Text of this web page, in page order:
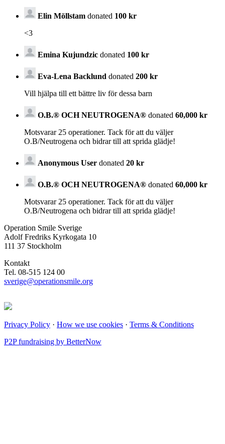
Elin Möllstam donated 100 kr
<3
Emina Kujundzic donated 100 kr
Eva-Lena Backlund donated 200 kr
Vill hjälpa till ett bättre liv för dessa barn
O.B.® OCH NEUTROGENA® donated 60,000 kr
Motsvarar 25 operationer. Tack för att du väljer
O.B/Neutrogena och bidrar till att sprida glädje!
Anonymous User donated 20 kr
O.B.® OCH NEUTROGENA® donated 60,000 kr
Motsvarar 25 operationer. Tack för att du väljer
O.B/Neutrogena och bidrar till att sprida glädje!
Operation Smile Sverige
Adolf Fredriks Kyrkogata 10
111 37 Stockholm
Kontakt
Tel. 08-515 124 00
sverige@operationsmile.org
Privacy Policy · How we use cookies · Terms & Conditions
P2P fundraising by BetterNow